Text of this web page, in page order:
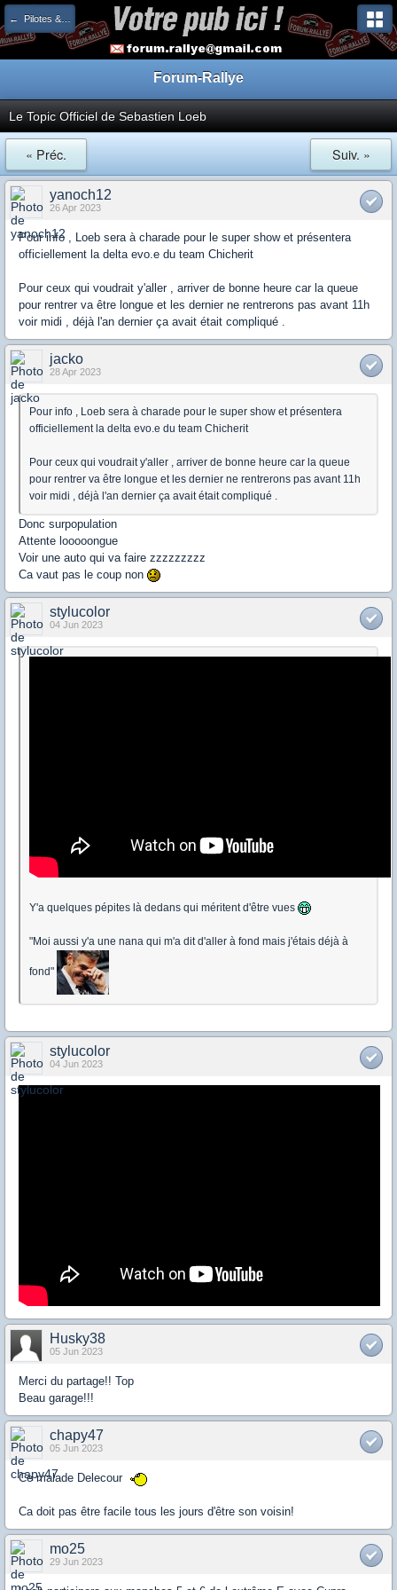
← Pilotes & Copilotes
Forum-Rallye
Le Topic Officiel de Sebastien Loeb
« Préc. Suiv. »
yanoch12
26 Apr 2023
Pour info , Loeb sera à charade pour le super show et présentera
officiellement la delta evo.e du team Chicherit
Pour ceux qui voudrait y'aller , arriver de bonne heure car la queue
pour rentrer va être longue et les dernier ne rentrerons pas avant 11h
voir midi , déjà l'an dernier ça avait était compliqué .
jacko
28 Apr 2023
Pour info , Loeb sera à charade pour le super show et présentera
officiellement la delta evo.e du team Chicherit
Pour ceux qui voudrait y'aller , arriver de bonne heure car la queue
pour rentrer va être longue et les dernier ne rentrerons pas avant 11h
voir midi , déjà l'an dernier ça avait était compliqué .
Donc surpopulation
Attente looooongue
Voir une auto qui va faire zzzzzzzzz
Ca vaut pas le coup non
stylucolor
04 Jun 2023
Y'a quelques pépites là dedans qui méritent d'être vues
"Moi aussi y'a une nana qui m'a dit d'aller à fond mais j'étais déjà à
fond"
stylucolor
04 Jun 2023
Husky38
05 Jun 2023
Merci du partage!! Top
Beau garage!!!
chapy47
05 Jun 2023
Ce malade Delecour
Ca doit pas être facile tous les jours d'être son voisin!
mo25
29 Jun 2023